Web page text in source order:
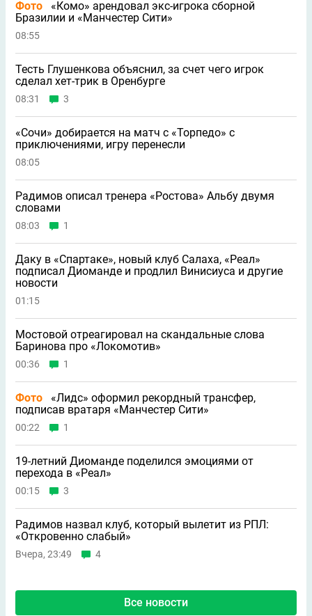
Фото
«Комо» арендовал экс-игрока сборной
Бразилии и «Манчестер Сити»
08:55
Тесть Глушенкова объяснил, за счет чего игрок
сделал хет-трик в Оренбурге
08:31 3
«Сочи» добирается на матч с «Торпедо» с
приключениями, игру перенесли
08:05
Радимов описал тренера «Ростова» Альбу двумя
словами
08:03 1
Даку в «Спартаке», новый клуб Салаха, «Реал»
подписал Диоманде и продлил Винисиуса и другие
новости
01:15
Мостовой отреагировал на скандальные слова
Баринова про «Локомотив»
00:36 1
Фото
«Лидс» оформил рекордный трансфер,
подписав вратаря «Манчестер Сити»
00:22 1
19-летний Диоманде поделился эмоциями от
перехода в «Реал»
00:15 3
Радимов назвал клуб, который вылетит из РПЛ:
«Откровенно слабый»
Вчера, 23:49 4
Все новости